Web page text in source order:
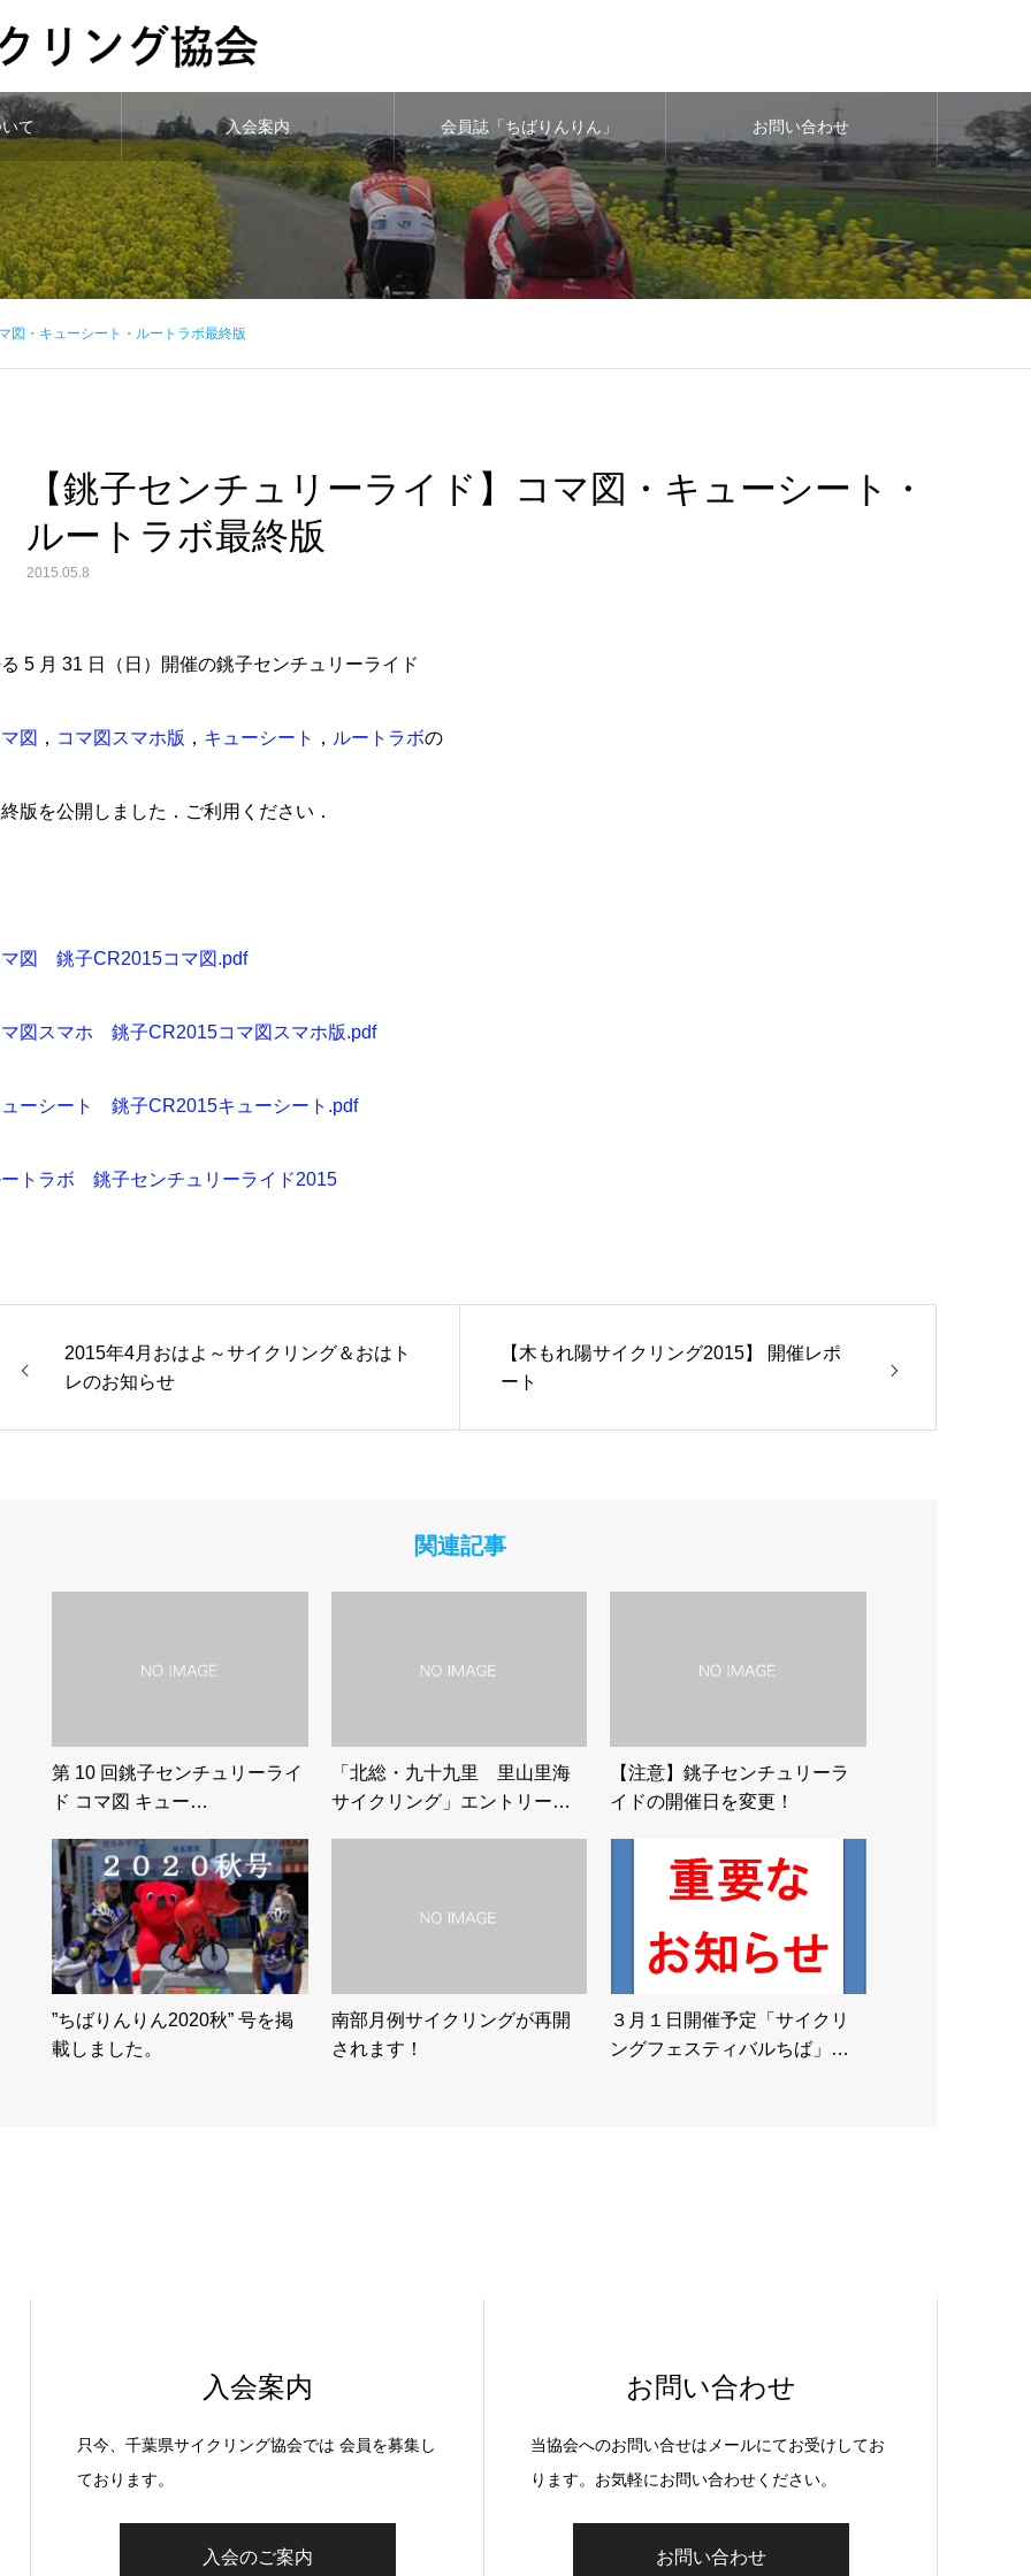
て 入会案内 会員誌「ちばりんりん」 お問い合わせ
図・キューシート・ルートラボ最終版
【銚子センチュリーライド】コマ図・キューシート・
ルートラボ最終版
2015.05.8
5 月 31 日（日）開催の銚子センチュリーライド
図 ， コマ図スマホ版 ， キューシート ， ルートラボの
版を公開しました．ご利用ください．
マ図 銚子CR2015コマ図.pdf
マ図スマホ 銚子CR2015コマ図スマホ版.pdf
ーシート 銚子CR2015キューシート.pdf
ートラボ 銚子センチュリーライド2015
2015年4月おはよ～サイクリング＆おはト
レのお知らせ
【木もれ陽サイクリング2015】 開催レポ
ート
関連記事
第 10 回銚子センチュリーライ
ド コマ図 キュー…
「北総・九十九里 里山里海
サイクリング」エントリー…
【注意】銚子センチュリーラ
イドの開催日を変更！
”ちばりんりん2020秋” 号を掲
載しました。
南部月例サイクリングが再開
されます！
３月１日開催予定「サイクリ
ングフェスティバルちば」…
入会案内
只今、千葉県サイクリング協会では 会員を募集し
ております。
入会のご案内
お問い合わせ
当協会へのお問い合せはメールにてお受けしてお
ります。お気軽にお問い合わせください。
お問い合わせ